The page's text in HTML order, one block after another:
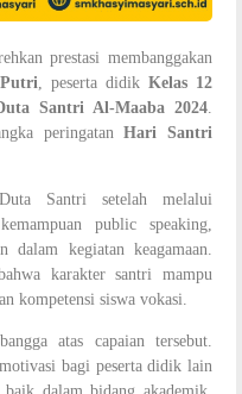
prestasi membanggakan
, peserta didik Kelas 12
Santri Al-Maaba 2024
peringatanHari Santri
Santri setelah melalui
public speaking,
dalam kegiatan keagamaan.
karakter santri mampu
kompetensi siswa vokasi.
atas capaian tersebut.
bagi peserta didik lain